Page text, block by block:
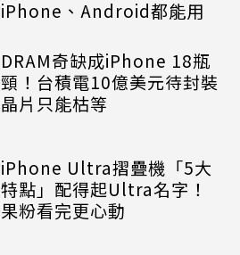
iPhone、Android都能用
DRAM奇缺成iPhone 18瓶
頸！台積電10億美元待封裝
晶片只能枯等
iPhone Ultra摺疊機「5大
特點」配得起Ultra名字！
果粉看完更心動